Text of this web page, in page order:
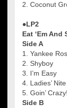
2. Coconut
●LP2
Eat ‘Em And
Side A
1. Yankee
2. Shyboy
3. I’m Easy
4. Ladies’
5. Goin’ Crazy!
Side B